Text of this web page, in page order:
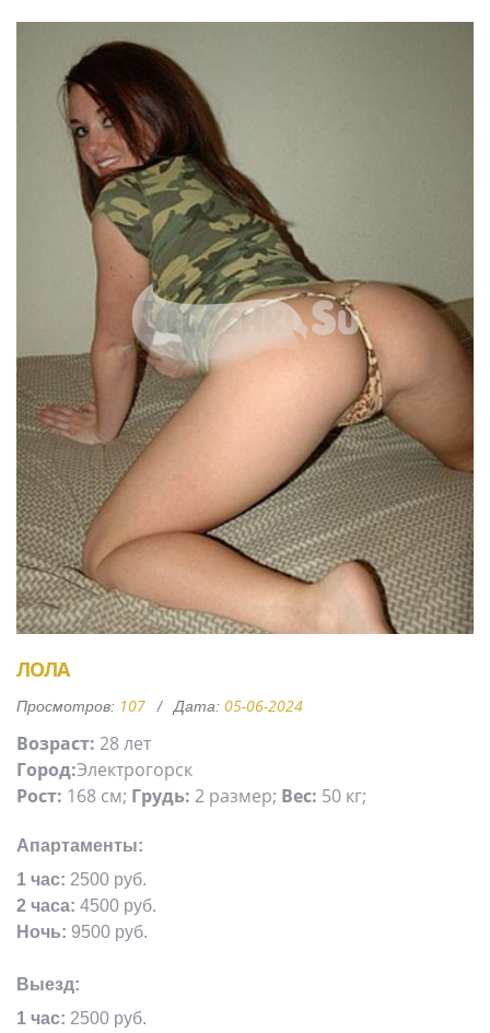
ЛОЛА
Просмотров: 107 Дата: 05-06-2024
Возраст: 28 лет
Город:Электрогорск
Рост: 168 см; Грудь: 2 размер; Вес: 50 кг;
Апартаменты:
1 час: 2500 руб.
2 часа: 4500 руб.
Ночь: 9500 руб.
Выезд:
1 час: 2500 руб.